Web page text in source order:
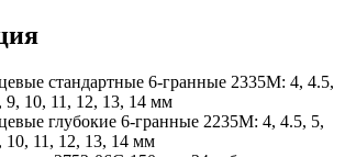
стандартные 6-гранные 2335M: 4, 4.5,
9, 10, 11, 12, 13, 14 мм
глубокие 6-гранные 2235M: 4, 4.5, 5,
10, 11, 12, 13, 14 мм